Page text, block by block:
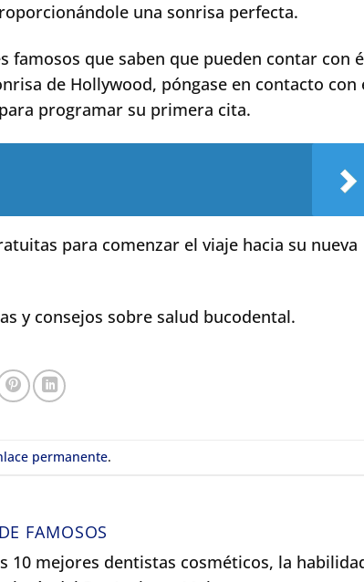
una sonrisa perfecta.
famosos que saben que pueden contar con
de Hollywood, póngase en contacto con
programar su primera cita.
para comenzar el viaje hacia su nueva
y consejos sobre salud bucodental.
permanente.
FAMOSOS
10 mejores dentistas cosméticos, la